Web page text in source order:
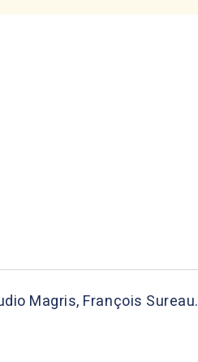
Magris, François Sureau.